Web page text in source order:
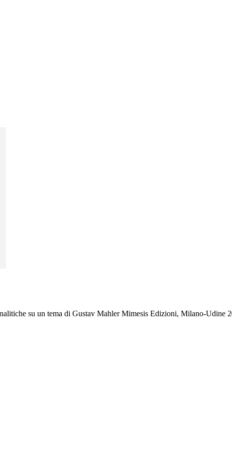
su un tema di Gustav Mahler Mimesis Edizioni,